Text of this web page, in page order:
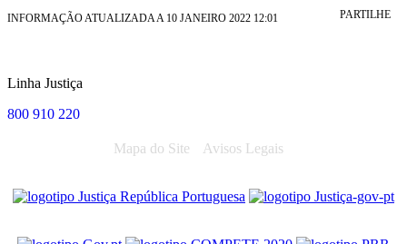
INFORMAÇÃO ATUALIZADA A 10 JANEIRO 2022 12:01 PARTILHE
Linha Justiça
800 910 220
Mapa do Site Avisos Legais